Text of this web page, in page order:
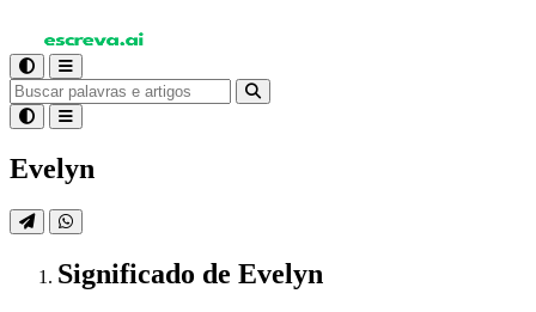
Evelyn
Significado de Evelyn